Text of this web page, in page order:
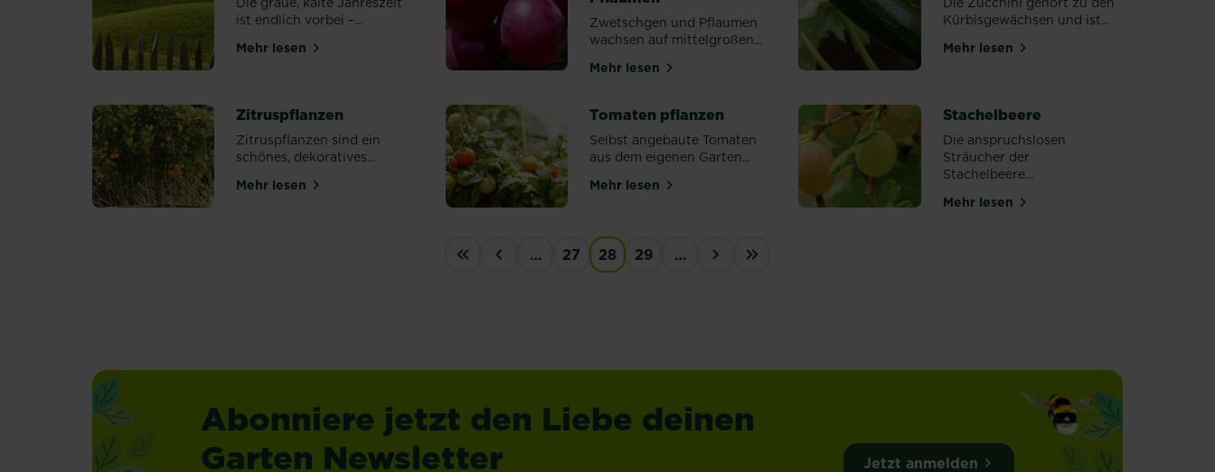
ist endlich vorbei –...
Mehr lesenüber Fitness für den Rasen
Zwetschgen und Pflaumen
wachsen auf mittelgroßen...
Mehr lesenüber Zwetschgen und Pflaumen
Kürbisgewächsen und ist...
Mehr lesenüber Zucchini pflanzen
Zitruspflanzen
Zitruspflanzen sind ein
schönes, dekoratives...
Mehr lesenüber Zitruspflanzen
Tomaten pflanzen
Selbst angebaute Tomaten
aus dem eigenen Garten...
Mehr lesenüber Tomaten pflanzen
Stachelbeere
Die anspruchslosen
Sträucher der
Stachelbeere...
Mehr lesenüber Stachelbeere
… 27 28 29
…
Abonniere jetzt den Liebe deinen
Garten Newsletter
Jetzt anmelden